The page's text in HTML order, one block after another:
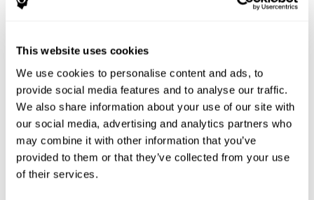
This website uses cookies
We use cookies to personalise content and ads, to
provide social media features and to analyse our traffic.
We also share information about your use of our site with
our social media, advertising and analytics partners who
may combine it with other information that you’ve
provided to them or that they’ve collected from your use
of their services.
réel, qui gère le programme d'entraînement de chaque utilisateur.
d'entraînement individualisé proposant un équilibre optimal entre
de l'utilisateur en vue d'assurer le développement cognitif. En
cours, le SEI™ assure une efficacité maximale d'entraînement en
surveillant continuellement la performance de l'utilisateur et en
ajustant les tâches en temps réel.
L'entraînement individualisé rendu possible
Le SEI™ offre un réglage bi-directionnel pointu au niveau du défi